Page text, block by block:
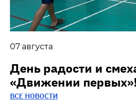
07 августа
День радости и
«Движении первых»!
ВСЕ НОВОСТИ